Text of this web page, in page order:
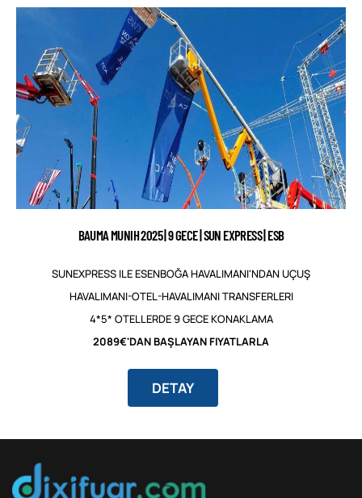
BAUMA MUNIH 2025 | 9 GECE | SUN EXPRESS | ESB
SUNEXPRESS ILE ESENBOĞA HAVALIMANI'NDAN UÇUŞ
HAVALIMANI-OTEL-HAVALIMANI TRANSFERLERI
4*5* OTELLERDE 9 GECE KONAKLAMA
2089€'DAN BAŞLAYAN FIYATLARLA
DETAY